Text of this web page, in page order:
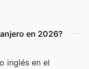
en 2026?
inglés en el